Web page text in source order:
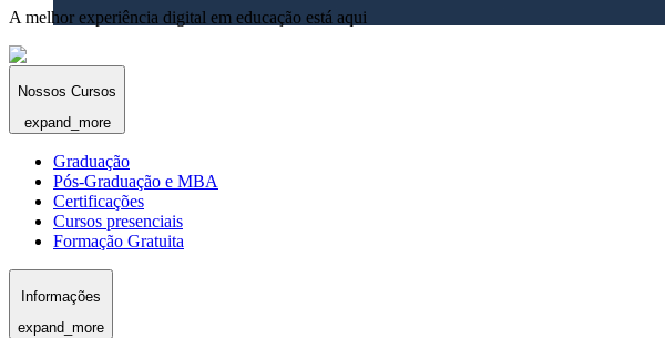
A melhor experiência digital em educação está aqui
Nossos Cursos
expand_more
Graduação
Pós-Graduação e MBA
Certificações
Cursos presenciais
Formação Gratuita
Informações
expand_more